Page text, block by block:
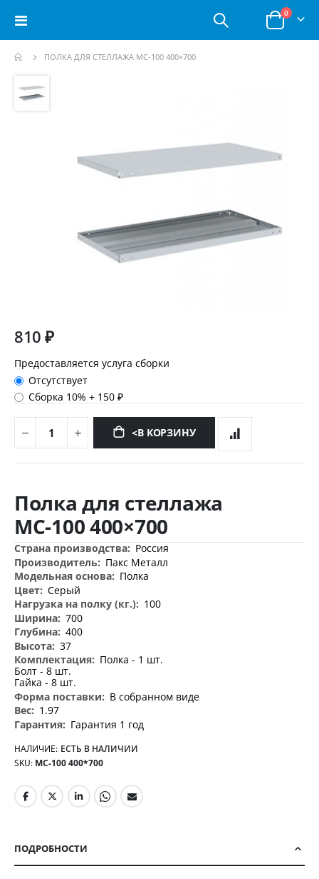
Toggle
Корзина
0позиции
ПОЛКА ДЛЯ СТЕЛЛАЖА МС-100 400×700
и
перейти
810 ₽
Предоставляется услуга сборки
Отсутствует
Сборка 10%+ 150 ₽
<В КОРЗИНУ
к
началу
изображений
Полка для стеллажа
МС-100 400×700
Дополнительная
информация
Россия
Пакс Металл
Полка
Серый
100
700
400
37
Полка - 1 шт.
Болт - 8 шт.
Гайка - 8 шт.
В собранном виде
1.97
Гарантия 1 год
НАЛИЧИЕ: ЕСТЬ В НАЛИЧИИ
SKU МС-100 400*700
ПОДРОБНОСТИ